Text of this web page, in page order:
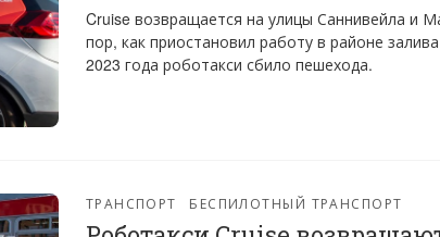
Cruise возвращается на улицы Саннивейла и
пор, как приостановил работу в районе
2023 года роботакси сбило пешехода.
ТРАНСПОРТ БЕСПИЛОТНЫЙ ТРАНСПОРТ